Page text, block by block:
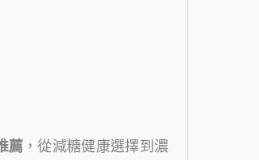
薦 ，從減糖健康選擇到濃